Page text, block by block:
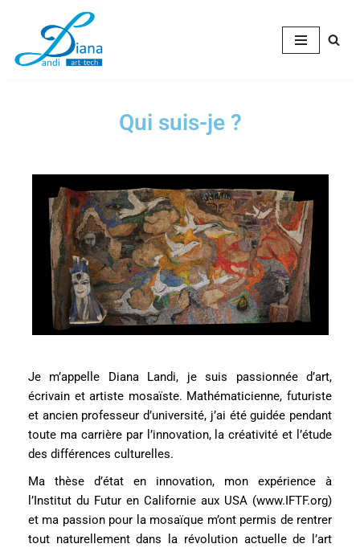
au
Qui suis-je ?
Je m’appelle Diana Landi, je suis passionnée d’art,
écrivain et artiste mosaïste. Mathématicienne, futuriste
et ancien professeur d’université, j’ai été guidée pendant
toute ma carrière par l’innovation, la créativité et l’étude
des différences culturelles.
Ma thèse d’état en innovation, mon expérience à
l’Institut du Futur en Californie aux USA (www.IFTF.org)
et ma passion pour la mosaïque m’ont permis de rentrer
tout naturellement dans la révolution actuelle de l’art